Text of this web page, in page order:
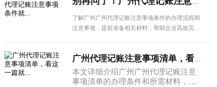
了解广州广州代理记账注意事项条件的办理流程和
注意事项，提前准备相关材料，帮助企业高效完成
本文详细介绍广州广州代理记账注意
事项清单的办理条件和所需材料，帮